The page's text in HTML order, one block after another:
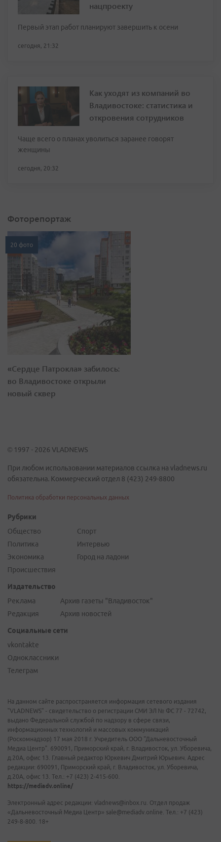
нацпроекту
Первый этап работ планируют завершить к осени
сегодня, 21:32
Как уходят из компаний во
Владивостоке: статистика и
откровения сотрудников
Чаще всего о планах уволиться заранее говорят
женщины
сегодня, 20:32
Фоторепортаж
20 фото
«Сердце Патрокла» забилось:
во Владивостоке открыли
новый сквер
© 1997 - 2026 VLADNEWS
При любом использовании материалов ссылка на vladnews.ru
обязательна. Коммерческий отдел 8 (423) 249-8800
Политика обработки персональных данных
Рубрики
Общество
Политика
Экономика
Происшествия
Спорт
Интервью
Город на ладони
Издательство
Реклама
Редакция
Архив газеты "Владивосток"
Архив новостей
Социальные сети
vkontakte
Одноклассники
Телеграм
На данном сайте распространяется информация сетевого издания
"VLADNEWS" - свидетельство о регистрации СМИ ЭЛ № ФС 77 - 72742,
выдано Федеральной службой по надзору в сфере связи,
информационных технологий и массовых коммуникаций
(Роскомнадзор) 17 мая 2018 г. Учредитель ООО "Дальневосточный
Медиа Центр". 690091, Приморский край, г. Владивосток, ул. Уборевича,
д.20А, офис 13. Главный редактор Юркевич Дмитрий Юрьевич. Адрес
редакции: 690091, Приморский край, г. Владивосток, ул. Уборевича,
д.20А, офис 13. Тел.: +7 (423) 2-415-600.
https://mediadv.online/
Электронный адрес редакции: vladnews@inbox.ru. Отдел продаж
«Дальневосточный Медиа Центр» sale@mediadv.online. Тел.: +7 (423)
249-8-800. 18+